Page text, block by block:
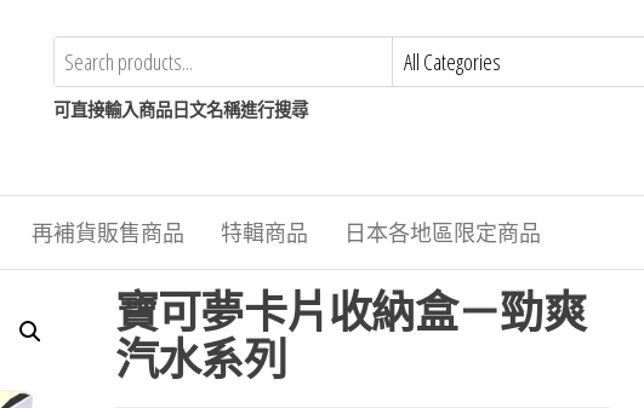
可直接輸入商品日文名稱進行搜尋
再補貨販售商品 特輯商品 日本各地區限定商品
寶可夢卡片收納盒－勁爽
汽水系列